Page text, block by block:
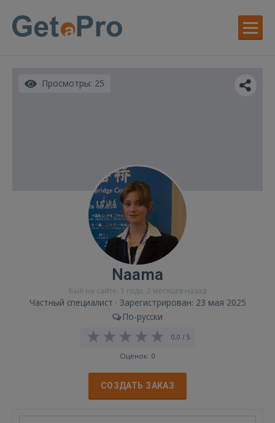
Просмотры: 25
Naama
Был на сайте: 1 года, 2 месяцев назад
Частный специалист · Зарегистрирован: 23 мая 2025
По-русски
0,0 / 5
Оценок: 0
СОЗДАТЬ ЗАКАЗ